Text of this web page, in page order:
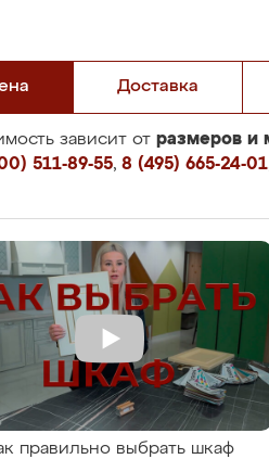
Доставка
зависит от размеров и
511-89-55, 8 (495) 665-24-01
правильно выбрать шкаф